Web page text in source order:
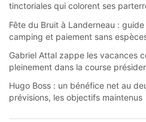
tinctoriales qui colorent ses
Fête du Bruit à Landerneau :
camping et paiement sans
Gabriel Attal zappe les vacances
pleinement dans la course
Hugo Boss : un bénéfice net au
prévisions, les objectifs maintenus